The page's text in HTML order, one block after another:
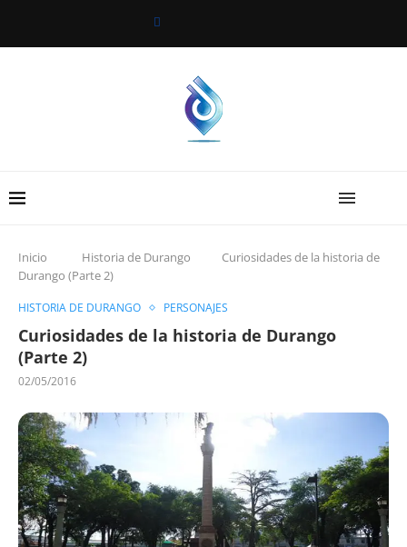
Inicio Historia de Durango
Curiosidades de la historia de
Durango (Parte 2)
HISTORIA DE DURANGO PERSONAJES
Curiosidades de la historia de Durango
(Parte 2)
02/05/2016